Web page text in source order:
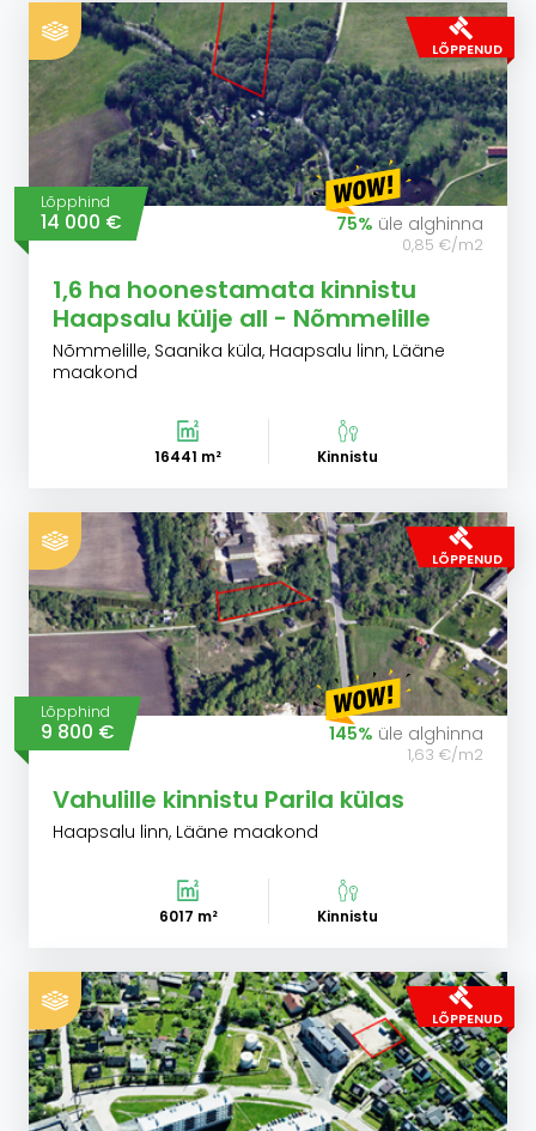
LÕPPENUD
Lõpphind
14 000 € 75% üle alghinna
0,85 €/m2
1,6 ha hoonestamata kinnistu
Haapsalu külje all - Nõmmelille
Nõmmelille, Saanika küla, Haapsalu linn, Lääne
maakond
16441 m² Kinnistu
LÕPPENUD
Lõpphind
9 800 € 145% üle alghinna
1,63 €/m2
Vahulille kinnistu Parila külas
Haapsalu linn, Lääne maakond
6017 m² Kinnistu
LÕPPENUD